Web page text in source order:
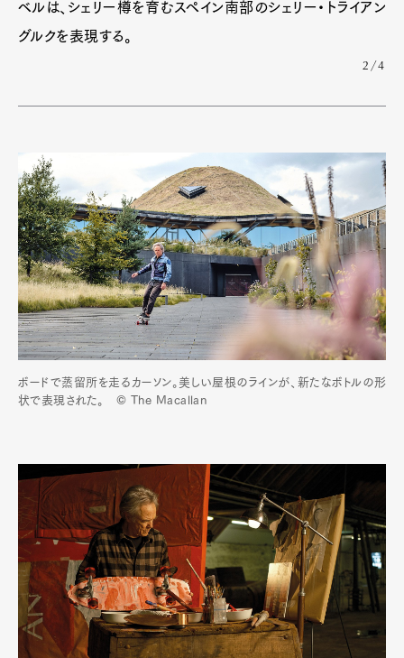
ベルは、シェリー樽を育むスペイン南部のシェリー・トライアン
グルクを表現する。
2/4
ボードで蒸留所を走るカーソン。美しい屋根のラインが、新たなボトルの形
状で表現された。 © The Macallan